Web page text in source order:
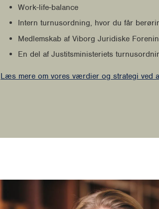
Work-life-balance
Intern turnusordning, hvor du får
Medlemskab af Viborg Juridiske
En del af Justitsministeriets
Læs mere om vores værdier og strategi ved